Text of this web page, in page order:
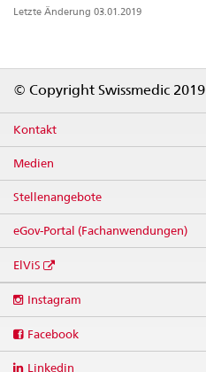
Letzte Änderung 03.01.2019
© Copyright Swissmedic 2019
Kontakt
Medien
Stellenangebote
eGov-Portal (Fachanwendungen)
ElViS
media
Instagram
Facebook
Linkedin